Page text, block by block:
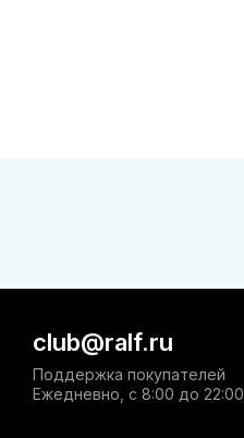
club@ralf.ru
Поддержка покупателей
Ежедневно, с 8:00 до 22:00